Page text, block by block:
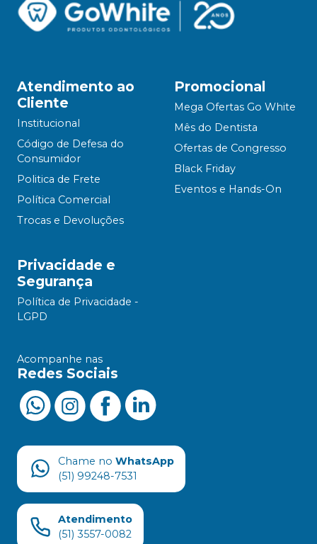
Atendimento ao
Cliente
Institucional
Código de Defesa do
Consumidor
Politica de Frete
Política Comercial
Trocas e Devoluções
Promocional
Mega Ofertas Go White
Mês do Dentista
Ofertas de Congresso
Black Friday
Eventos e Hands-On
Privacidade e
Segurança
Política de Privacidade -
LGPD
Acompanhe nas
Redes Sociais
Chame no WhatsApp
(51) 99248-7531
Atendimento
(51) 3557-0082